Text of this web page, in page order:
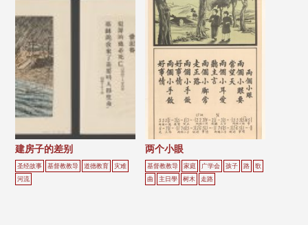
建房子的差别
圣经故事 基督教教导 道德教育
灾难
河流
两个小眼
基督教教导 家庭 广学会 孩子 路
歌
曲
主日學 树木 走路